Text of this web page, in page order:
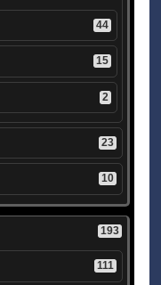
44
15
2
23
10
193
111